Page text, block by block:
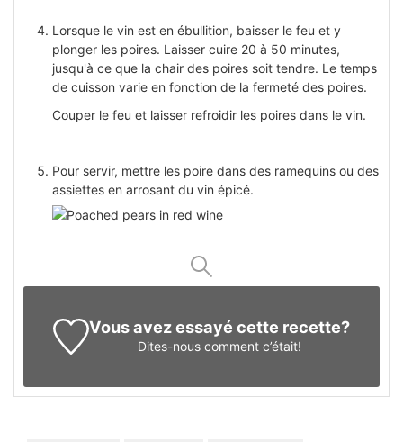
Lorsque le vin est en ébullition, baisser le feu et y
plonger les poires. Laisser cuire 20 à 50 minutes,
jusqu'à ce que la chair des poires soit tendre. Le temps
de cuisson varie en fonction de la fermeté des poires.
Couper le feu et laisser refroidir les poires dans le vin.
Pour servir, mettre les poire dans des ramequins ou des
assiettes en arrosant du vin épicé.
Vous avez essayé cette recette?
Dites-nous comment c’était!